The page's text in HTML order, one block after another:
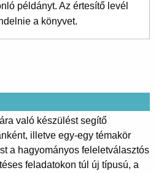
példányt. Az értesítő levél
a könyvet.
való készülést segítő
illetve egy-egy témakör
a hagyományos feleletválasztós
feladatokon túl új típusú, a